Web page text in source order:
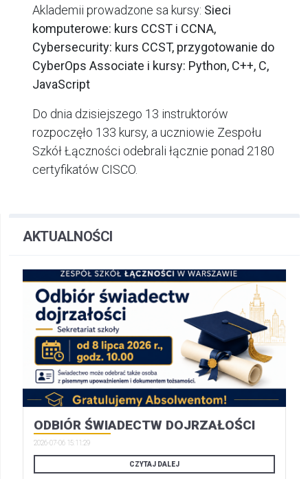
Aklademii prowadzone sa kursy: Sieci
komputerowe: kurs CCST i CCNA,
Cybersecurity: kurs CCST, przygotowanie do
CyberOps Associate i kursy: Python, C++, C,
JavaScript
Do dnia dzisiejszego 13 instruktorów
rozpoczęło 133 kursy, a uczniowie Zespołu
Szkół Łączności odebrali łącznie ponad 2180
certyfikatów CISCO.
AKTUALNOŚCI
ODBIÓR ŚWIADECTW DOJRZAŁOŚCI
2026-07-06 15:11:29
CZYTAJ DALEJ